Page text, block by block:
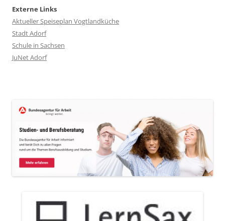
Externe Links
Aktueller Speiseplan Vogtlandküche
Stadt Adorf
Schule in Sachsen
JuNet Adorf